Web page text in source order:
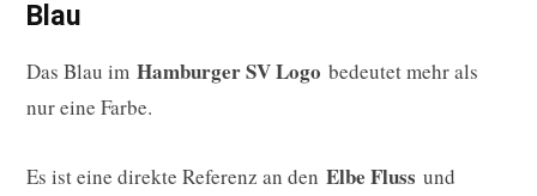
Blau
Das Blau im Hamburger SV Logo bedeutet mehr als
nur eine Farbe.
Es ist eine direkte Referenz an den Elbe Fluss und